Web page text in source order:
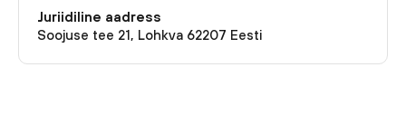
Juriidiline aadress
Soojuse tee 21, Lohkva 62207 Eesti